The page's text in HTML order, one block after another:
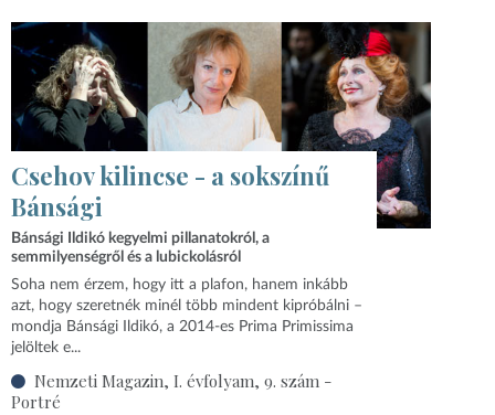
Csehov kilincse - a sokszínű
Bánsági
Bánsági Ildikó kegyelmi pillanatokról, a
semmilyenségről és a lubickolásról
Soha nem érzem, hogy itt a plafon, hanem inkább
azt, hogy szeretnék minél több mindent kipróbálni –
mondja Bánsági Ildikó, a 2014-es Prima Primissima
jelöltek e...
Nemzeti Magazin, I. évfolyam, 9. szám -
Portré